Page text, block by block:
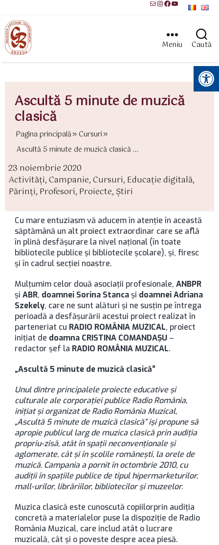
MailInstagram
Facebook
YouTube
Meniu Caută
Instrumente pentru accesibilitate
Ascultă 5 minute de muzică
clasică
Pagina principală
Cursuri
Ascultă 5 minute de muzică clasică ...
23 noiembrie 2020
Activităţi,Campanie,Cursuri, Educaţie digitală,
Părinţi, Profesori, Proiecte, Știri
Cu mare entuziasm vă aducem în atenție în această
săptămână un alt proiect extraordinar care se află
în plină desfășurare la nivel naţional (în toate
bibliotecile publice şi bibliotecile şcolare), şi, firesc
şi în cadrul secţiei noastre.
Mulțumim celor două asociații profesionale, ANBPR
și ABR, doamnei Sorina Stancași doamnei Adriana
Szekely, care ne sunt alături și ne susţin pe întrega
perioadă a desfășurării acestui proiect realizat în
parteneriat cu RADIO ROMÂNIA MUZICAL, proiect
iniţiat de doamna CRISTINA COMANDAŞU –
redactor şef la RADIO ROMÂNIA MUZICAL.
„Ascultă 5 minute de muzică clasică”
Unul dintre principalele proiecte educative și
culturale ale corporației publice Radio România,
inițiat și organizat de Radio România Muzical,
„Ascultă 5 minute de muzică clasică” își propune să
apropie publicul larg de muzica clasică prin audiția
propriu-zisă, atât în spații neconvenționale și
aglomerate, cât și în școlile românești, la orele de
muzică. Campania a pornit în octombrie 2010, cu
audiții în spațiile publice de tipul hipermarketurilor,
mall-urilor, librăriilor, bibliotecilor și muzeelor.
Muzica clasică este cunoscută copiilorprin audiția
concretă a materialelor puse la dispoziție de Radio
România Muzical, care includ atât o lucrare
muzicală, cât și o poveste despre acea piesă.